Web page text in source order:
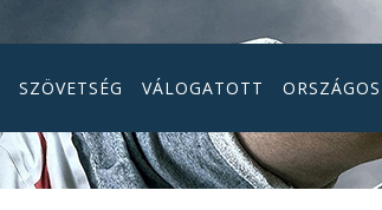
SZÖVETSÉG VÁLOGATOTT